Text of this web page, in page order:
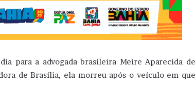
para a advogada brasileira Meire Aparecida de
de Brasília, ela morreu após o veículo em que